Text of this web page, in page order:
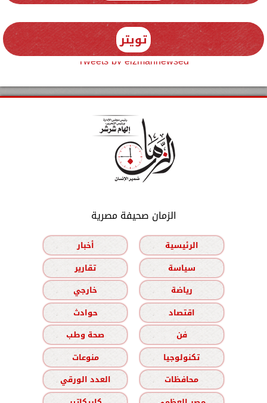
تويتر
Tweets by elzmannewseg
الزمان صحيفة مصرية
الرئيسية
أخبار
سياسة
تقارير
رياضة
خارجي
اقتصاد
حوادث
فن
صحة وطب
تكنولوجيا
منوعات
محافظات
العدد الورقي